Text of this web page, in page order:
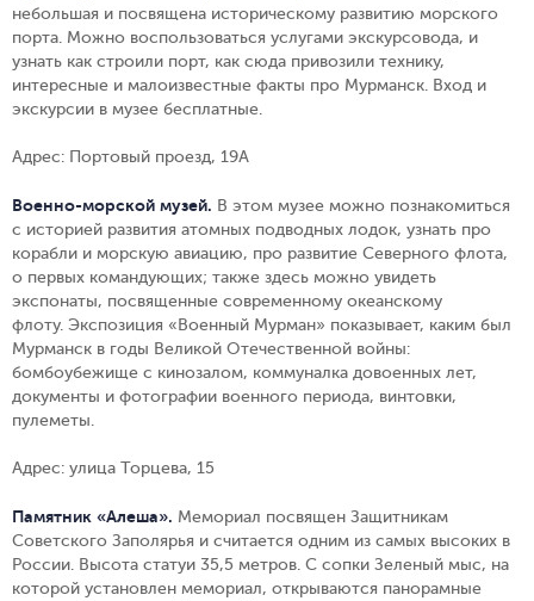
небольшая и посвящена историческому развитию морского
порта. Можно воспользоваться услугами экскурсовода, и
узнать как строили порт, как сюда привозили технику,
интересные и малоизвестные факты про Мурманск. Вход и
экскурсии в музее бесплатные.
Адрес: Портовый проезд, 19А
Военно-морской музей. В этом музее можно познакомиться
с историей развития атомных подводных лодок, узнать про
корабли и морскую авиацию, про развитие Северного флота,
о первых командующих; также здесь можно увидеть
экспонаты, посвященные современному океанскому
флоту. Экспозиция «Военный Мурман» показывает, каким был
Мурманск в годы Великой Отечественной войны:
бомбоубежище с кинозалом, коммуналка довоенных лет,
документы и фотографии военного периода, винтовки,
пулеметы.
Адрес: улица Торцева, 15
Памятник «Алеша». Мемориал посвящен Защитникам
Советского Заполярья и считается одним из самых высоких в
России. Высота статуи 35,5 метров. С сопки Зеленый мыс, на
которой установлен мемориал, открываются панорамные